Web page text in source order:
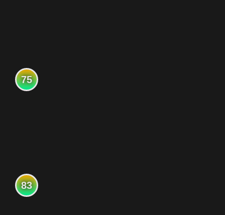
75
83